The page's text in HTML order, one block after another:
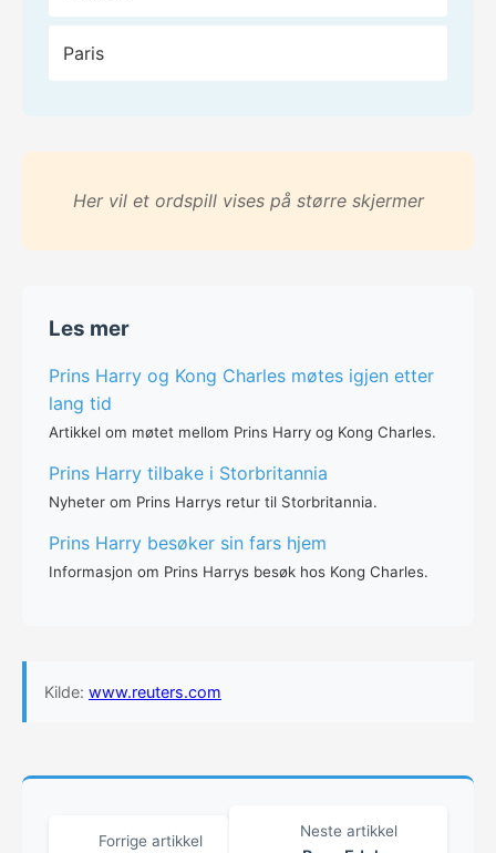
Paris
Her vil et ordspill vises på større skjermer
Les mer
Prins Harry og Kong Charles møtes igjen etter
lang tid
Artikkel om møtet mellom Prins Harry og Kong Charles.
Prins Harry tilbake i Storbritannia
Nyheter om Prins Harrys retur til Storbritannia.
Prins Harry besøker sin fars hjem
Informasjon om Prins Harrys besøk hos Kong Charles.
Kilde: www.reuters.com
Forrige artikkel
Neste artikkel